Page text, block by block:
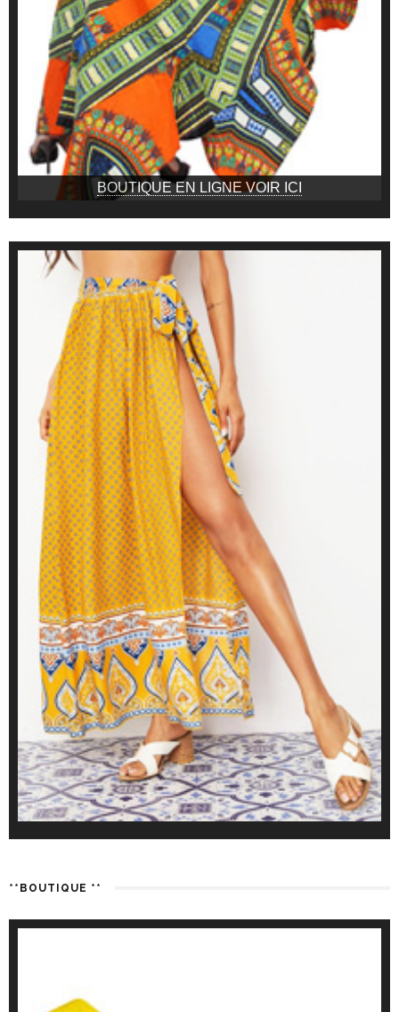
BOUTIQUE EN LIGNE VOIR ICI
**BOUTIQUE **